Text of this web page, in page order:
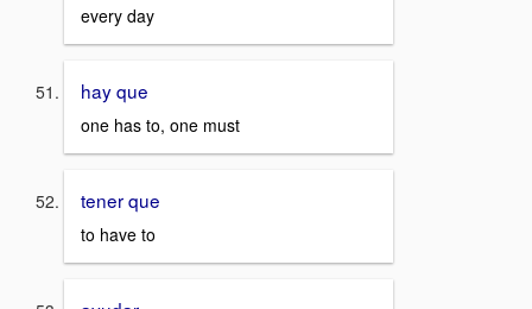
every day
hay que
one has to, one must
tener que
to have to